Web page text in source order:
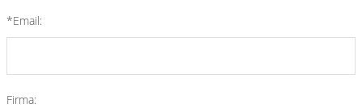
*Email:
Firma: